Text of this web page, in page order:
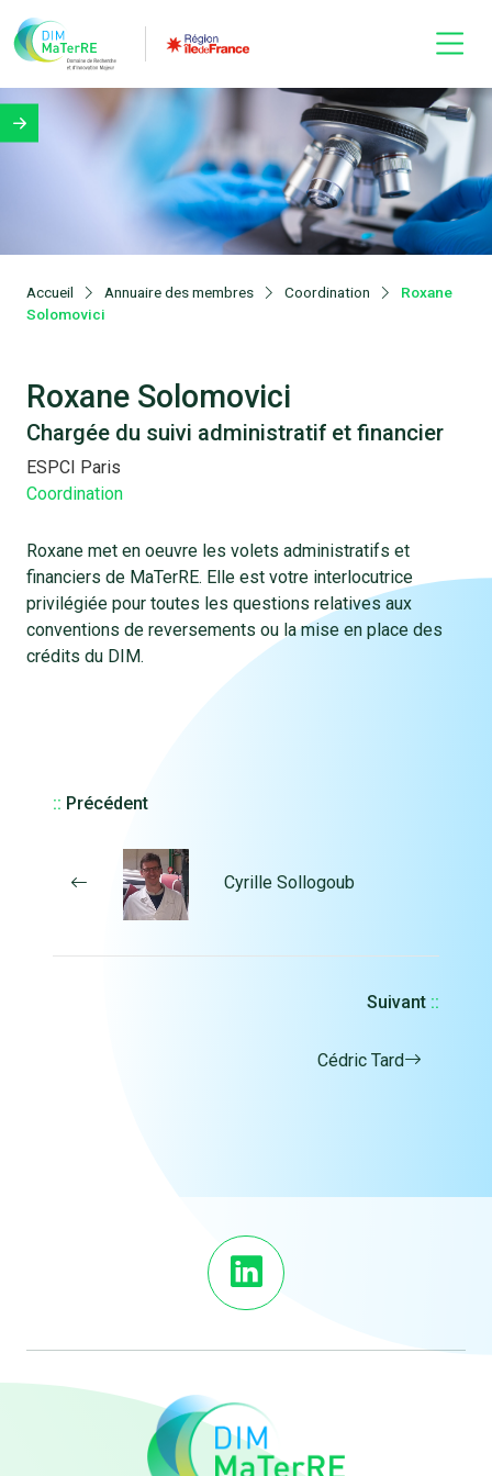
Accueil Annuaire des membres Coordination
Roxane
Solomovici
Roxane Solomovici
Chargée du suivi administratif et financier
ESPCI Paris
Coordination
Roxane met en oeuvre les volets administratifs et
financiers de MaTerRE. Elle est votre interlocutrice
privilégiée pour toutes les questions relatives aux
conventions de reversements ou la mise en place des
crédits du DIM.
:: Précédent
Cyrille Sollogoub
Suivant ::
Cédric Tard